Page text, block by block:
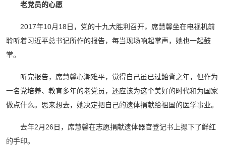
老党员的心愿
2017年10月18日，党的十九大胜利召开，席慧馨坐在电视机前
聆听着习近平总书记所作的报告，每当现场响起掌声，她也一起鼓
掌。
听完报告，席慧馨心潮难平，觉得自己虽已过鲐背之年，但作为
一名党培养、教育多年的老党员，还应该为这个美好的时代和为国家
做点什么。思来想去，她决定把自己的遗体捐献给祖国的医学事业。
去年2月26日，席慧馨在志愿捐献遗体器官登记书上摁下了鲜红
的手印。